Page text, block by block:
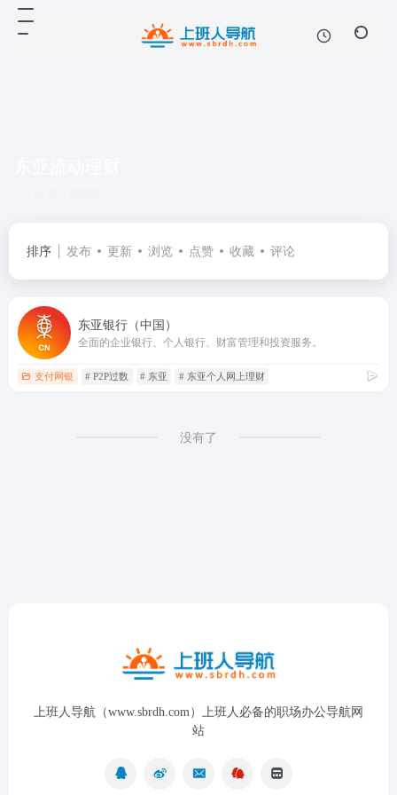
排序 发布 更新 浏览 点赞 收藏 评论
东亚银行（中国）
全面的企业银行、个人银行、财富管理和投资服务。
支付网银 # P2P过数 # 东亚 # 东亚个人网上理财
没有了
上班人导航（www.sbrdh.com）上班人必备的职场办公导航网
站